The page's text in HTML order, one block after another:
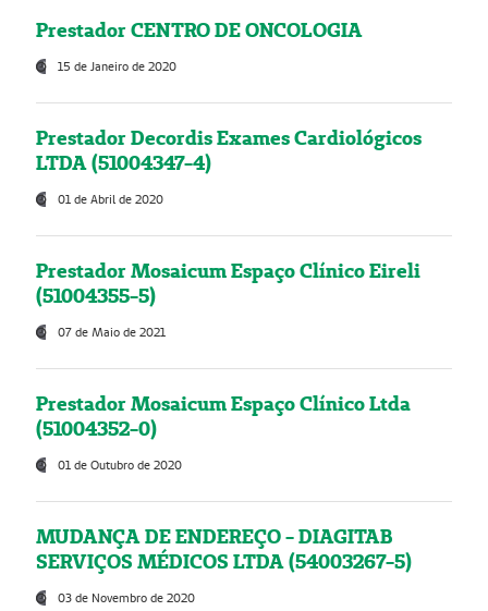
Prestador CENTRO DE ONCOLOGIA
15 de Janeiro de 2020
Prestador Decordis Exames Cardiológicos
LTDA (51004347-4)
01 de Abril de 2020
Prestador Mosaicum Espaço Clínico Eireli
(51004355-5)
07 de Maio de 2021
Prestador Mosaicum Espaço Clínico Ltda
(51004352-0)
01 de Outubro de 2020
MUDANÇA DE ENDEREÇO - DIAGITAB
SERVIÇOS MÉDICOS LTDA (54003267-5)
03 de Novembro de 2020